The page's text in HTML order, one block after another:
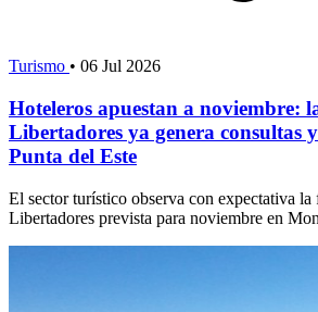
Turismo • 06 Jul 2026
Hoteleros apuestan a noviembre:
Libertadores ya genera consultas
Punta del Este
El sector turístico observa con expectativa la
Libertadores prevista para noviembre en